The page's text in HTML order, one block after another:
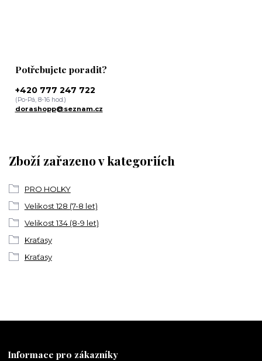
Zboží zařazeno v kategoriích
PRO HOLKY
Velikost 128 (7-8 let)
Velikost 134 (8-9 let)
Kraťasy
Kraťasy
Potřebujete poradit?
+420 777 247 722
(Po-Pá, 8-16 hod.)
dorashopp@seznam.cz
Informace pro zákazníky